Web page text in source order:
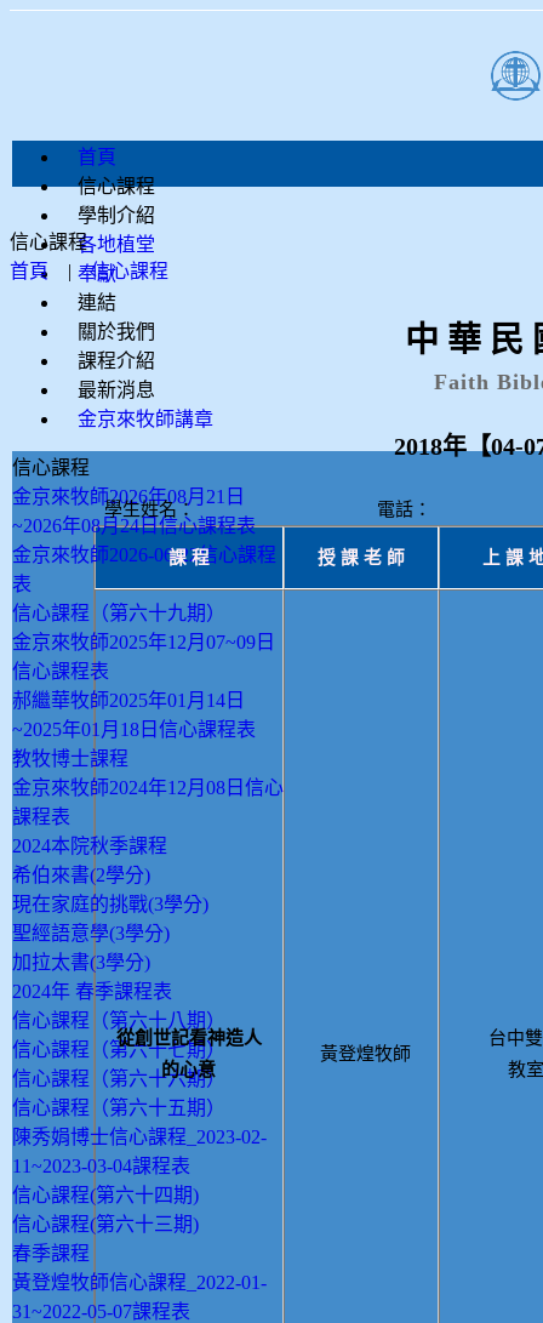
首頁
信心課程
學制介紹
各地植堂
奉獻
連結
關於我們
課程介紹
最新消息
金京來牧師講章
信心課程
金京來牧師2026年08月21日
~2026年08月24日信心課程表
金京來牧師2026-06-22信心課程
表
信心課程（第六十九期）
金京來牧師2025年12月07~09日
信心課程表
郝繼華牧師2025年01月14日
~2025年01月18日信心課程表
教牧博士課程
金京來牧師2024年12月08日信心
課程表
2024本院秋季課程
希伯來書(2學分)
現在家庭的挑戰(3學分)
聖經語意學(3學分)
加拉太書(3學分)
2024年 春季課程表
信心課程（第六十八期）
信心課程（第六十七期）
信心課程（第六十六期）
信心課程（第六十五期）
陳秀娟博士信心課程_2023-02-
11~2023-03-04課程表
信心課程(第六十四期)
信心課程(第六十三期)
春季課程
黃登煌牧師信心課程_2022-01-
31~2022-05-07課程表
信心課程
首頁 |信心課程
中 華 民
Faith
2018年【04-
學生姓名：
課 程 授 課 老 師 上 課
從創世記看神造人
的心意
黃登煌牧師
台中
教室